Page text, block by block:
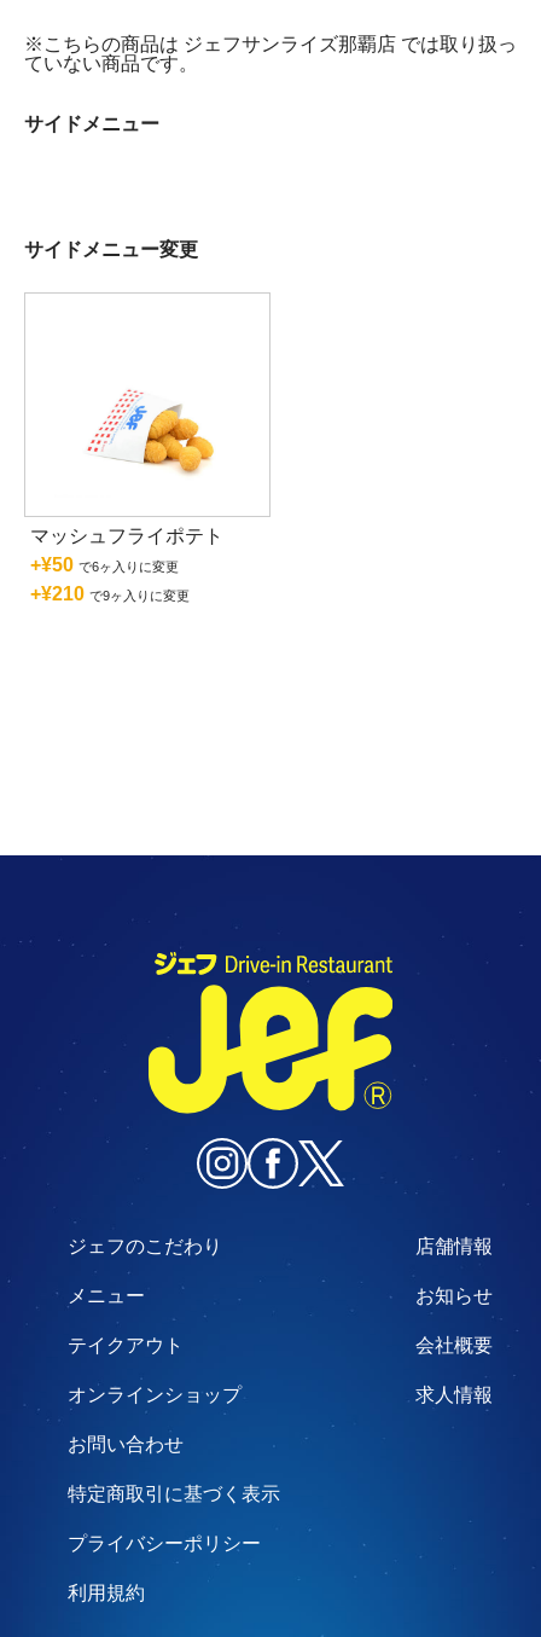
※こちらの商品は ジェフサンライズ那覇店 では取り扱っ
ていない商品です。
サイドメニュー
サイドメニュー変更
マッシュフライポテト
+¥50 で6ヶ入りに変更
+¥210 で9ヶ入りに変更
ジェフのこだわり
メニュー
テイクアウト
オンラインショップ
店舗情報
お知らせ
会社概要
求人情報
お問い合わせ
特定商取引に基づく表示
プライバシーポリシー
利用規約